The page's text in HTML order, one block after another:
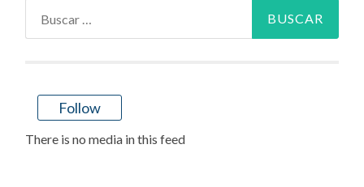
Follow
There is no media in this feed